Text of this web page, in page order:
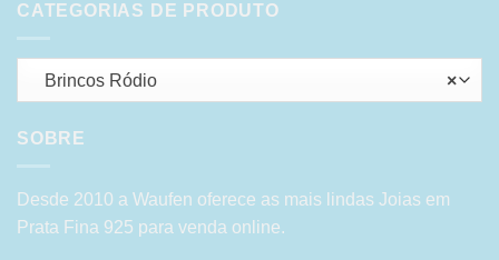
CATEGORIAS DE PRODUTO
×
Brincos Ródio
SOBRE
Desde 2010 a Waufen oferece as mais lindas Joias em
Prata Fina 925 para venda online.